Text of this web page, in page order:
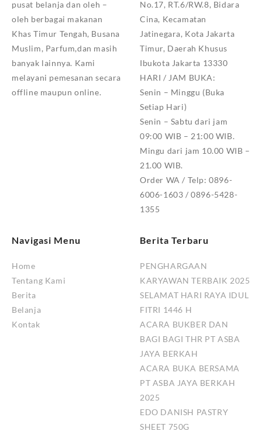
pusat belanja dan oleh –
oleh berbagai makanan
Khas Timur Tengah, Busana
Muslim, Parfum,dan masih
banyak lainnya. Kami
melayani pemesanan secara
offline maupun online.
No.17, RT.6/RW.8, Bidara
Cina, Kecamatan
Jatinegara, Kota Jakarta
Timur, Daerah Khusus
Ibukota Jakarta 13330
HARI / JAM BUKA:
Senin – Minggu (Buka
Setiap Hari)
Senin – Sabtu dari jam
09:00 WIB – 21:00 WIB.
Mingu dari jam 10.00 WIB –
21.00 WIB.
Order WA / Telp: 0896-
6006-1603 / 0896-5428-
1355
Navigasi Menu
Home
Tentang Kami
Berita
Belanja
Kontak
Berita Terbaru
PENGHARGAAN
KARYAWAN TERBAIK 2025
SELAMAT HARI RAYA IDUL
FITRI 1446 H
ACARA BUKBER DAN
BAGI BAGI THR PT ASBA
JAYA BERKAH
ACARA BUKA BERSAMA
PT ASBA JAYA BERKAH
2025
EDO DANISH PASTRY
SHEET 750G